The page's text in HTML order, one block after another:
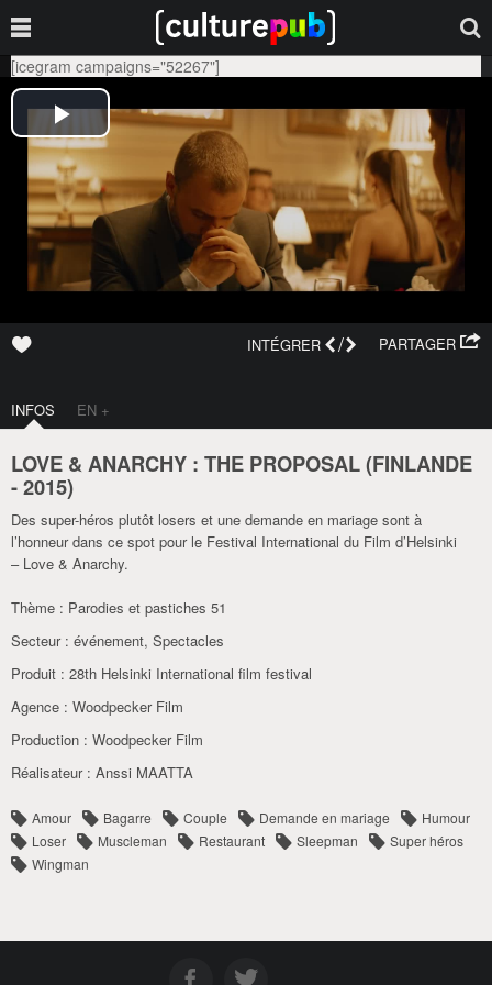
[icegram campaigns="52267"]
PARTAGER
INTÉGRER /
INFOS EN +
LOVE & ANARCHY : THE PROPOSAL (FINLANDE
-2015)
Des super-héros plutôt losers et une demande en mariage sont à
l’honneur dans ce spot pour le Festival International du Film d’Helsinki
– Love & Anarchy.
Thème : Parodies et pastiches 51
Secteur : événement, Spectacles
Produit : 28th Helsinki International film festival
Agence : Woodpecker Film
Production : Woodpecker Film
Réalisateur : Anssi MAATTA
Amour Bagarre Couple Demande en mariage
Humour
Loser
Muscleman Restaurant Sleepman
Super héros
Wingman